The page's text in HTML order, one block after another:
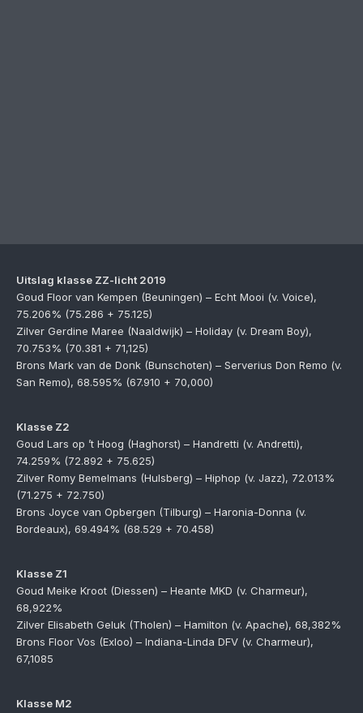
Uitslag klasse ZZ-licht 2019
Goud Floor van Kempen (Beuningen) – Echt Mooi (v. Voice),
75.206% (75.286 + 75.125)
Zilver Gerdine Maree (Naaldwijk) – Holiday (v. Dream Boy),
70.753% (70.381 + 71,125)
Brons Mark van de Donk (Bunschoten) – Serverius Don Remo (v.
San Remo), 68.595% (67.910 + 70,000)
Klasse Z2
Goud Lars op ’t Hoog (Haghorst) – Handretti (v. Andretti),
74.259% (72.892 + 75.625)
Zilver Romy Bemelmans (Hulsberg) – Hiphop (v. Jazz), 72.013%
(71.275 + 72.750)
Brons Joyce van Opbergen (Tilburg) – Haronia-Donna (v.
Bordeaux), 69.494% (68.529 + 70.458)
Klasse Z1
Goud Meike Kroot (Diessen) – Heante MKD (v. Charmeur),
68,922%
Zilver Elisabeth Geluk (Tholen) – Hamilton (v. Apache), 68,382%
Brons Floor Vos (Exloo) – Indiana-Linda DFV (v. Charmeur),
67,1085
Klasse M2